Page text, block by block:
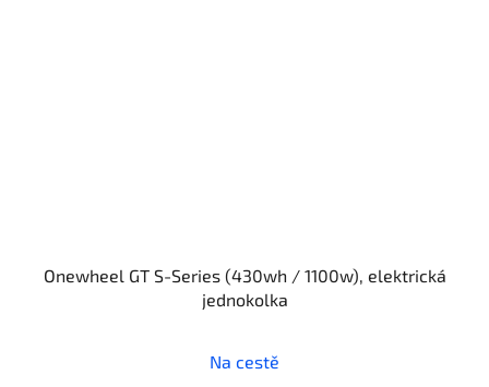
Onewheel GT S-Series (430wh / 1100w), elektrická
jednokolka
hodnocení
Na cestě